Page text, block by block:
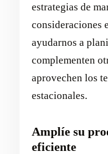
estrategias de
consideraciones
ayudarnos a
complementen
aprovechen los
estacionales.
Amplíe su
eficiente